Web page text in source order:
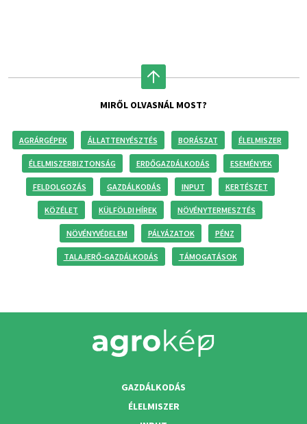
MIRŐL OLVASNÁL MOST?
AGRÁRGÉPEK ÁLLATTENYÉSZTÉS BORÁSZAT ÉLELMISZER
ÉLELMISZERBIZTONSÁG ERDŐGAZDÁLKODÁS ESEMÉNYEK
FELDOLGOZÁS GAZDÁLKODÁS INPUT KERTÉSZET
KÖZÉLET KÜLFÖLDI HÍREK NÖVÉNYTERMESZTÉS
NÖVÉNYVÉDELEM PÁLYÁZATOK PÉNZ
TALAJERŐ-GAZDÁLKODÁS TÁMOGATÁSOK
GAZDÁLKODÁS
ÉLELMISZER